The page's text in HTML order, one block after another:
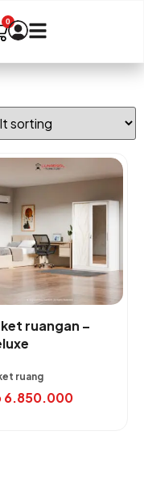
ruangan –
ruang
6.850.000